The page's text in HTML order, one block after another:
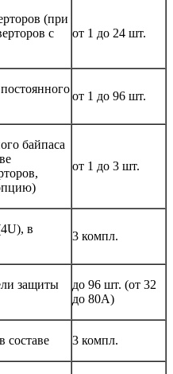
(при
с
от 1 до 24 шт.
от 1 до 96 шт.
байпаса
от 1 до 3 шт.
в
3 компл.
защиты
до 96 шт. (от 32
до 80А)
составе 3 компл.